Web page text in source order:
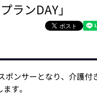
ンDAY」
ポンサーとなり、介護付
す。